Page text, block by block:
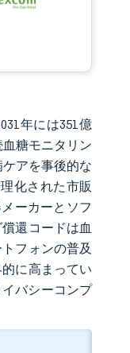
年には351億
糖モニタリン
アを事後的な
化された市販
ーカーとソフ
還コードは血
フォンの普及
に高まってい
バシーコンプ